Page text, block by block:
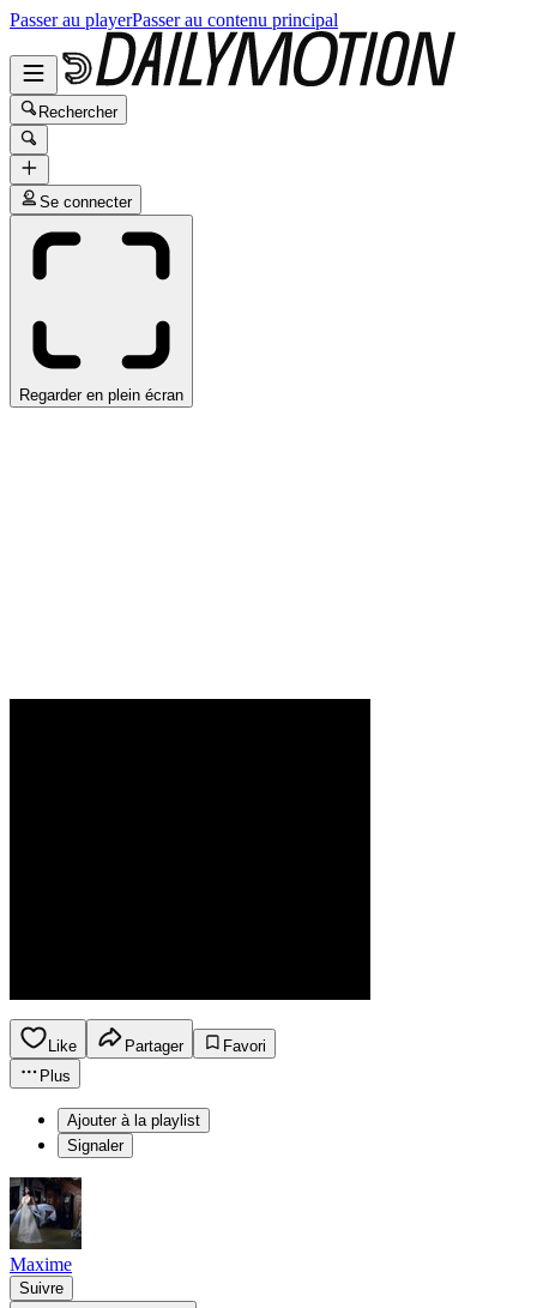
Passer au playerPasser au contenu principal
Rechercher
Se connecter
Regarder en plein écran
Like Partager
Favori
Plus
Ajouter à la playlist
Signaler
Maxime
Suivre